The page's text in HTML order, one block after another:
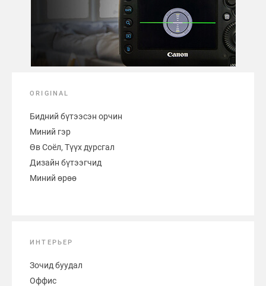
ORIGINAL
Бидний бүтээсэн орчин
Миний гэр
Өв Соёл, Түүх дурсгал
Дизайн бүтээгчид
Миний өрөө
ИНТЕРЬЕР
Зочид буудал
Оффис